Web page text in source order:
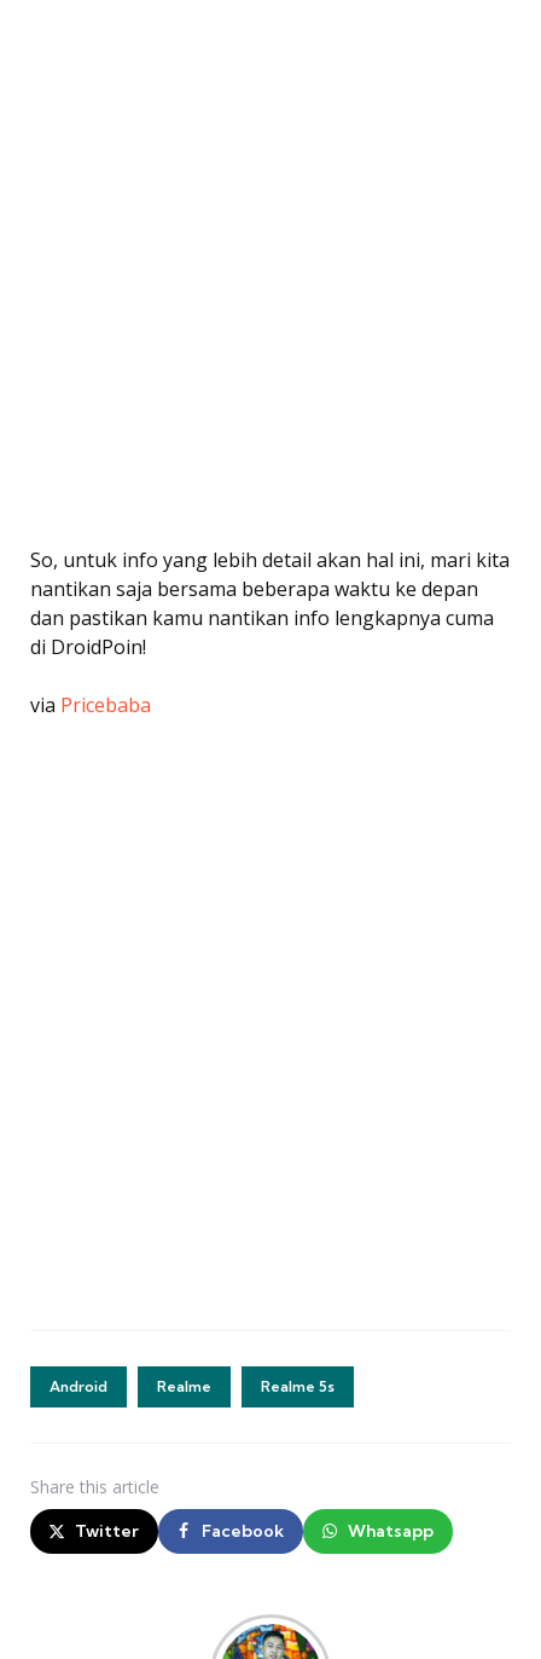
So, untuk info yang lebih detail akan hal ini, mari kita
nantikan saja bersama beberapa waktu ke depan
dan pastikan kamu nantikan info lengkapnya cuma
di DroidPoin!
via Pricebaba
Android Realme Realme 5s
Share this article
Twitter Facebook Whatsapp